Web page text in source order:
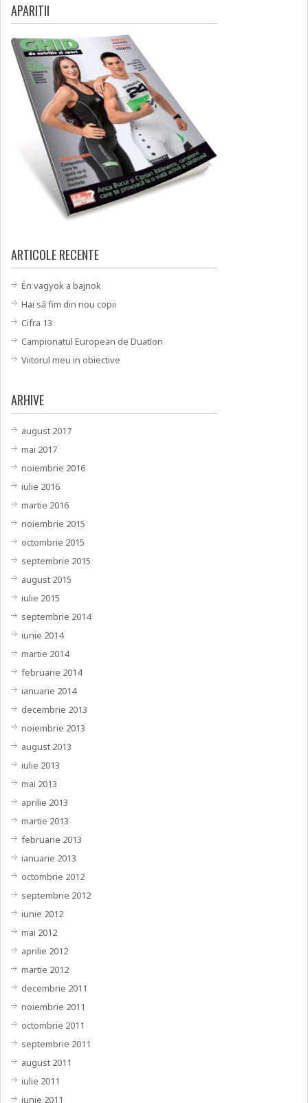
APARITII
ARTICOLE RECENTE
Én vagyok a bajnok
Hai să fim din nou copii
Cifra 13
Campionatul European de Duatlon
Viitorul meu in obiective
ARHIVE
august 2017
mai 2017
noiembrie 2016
iulie 2016
martie 2016
noiembrie 2015
octombrie 2015
septembrie 2015
august 2015
iulie 2015
septembrie 2014
iunie 2014
martie 2014
februarie 2014
ianuarie 2014
decembrie 2013
noiembrie 2013
august 2013
iulie 2013
mai 2013
aprilie 2013
martie 2013
februarie 2013
ianuarie 2013
octombrie 2012
septembrie 2012
iunie 2012
mai 2012
aprilie 2012
martie 2012
decembrie 2011
noiembrie 2011
octombrie 2011
septembrie 2011
august 2011
iulie 2011
iunie 2011